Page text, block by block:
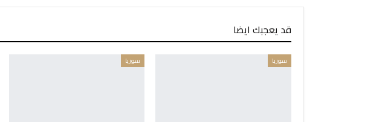
قد يعجبك ايضا
سوريا سوريا